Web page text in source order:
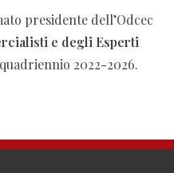
presidente dell’Odcec
e degli Esperti
2022-2026.